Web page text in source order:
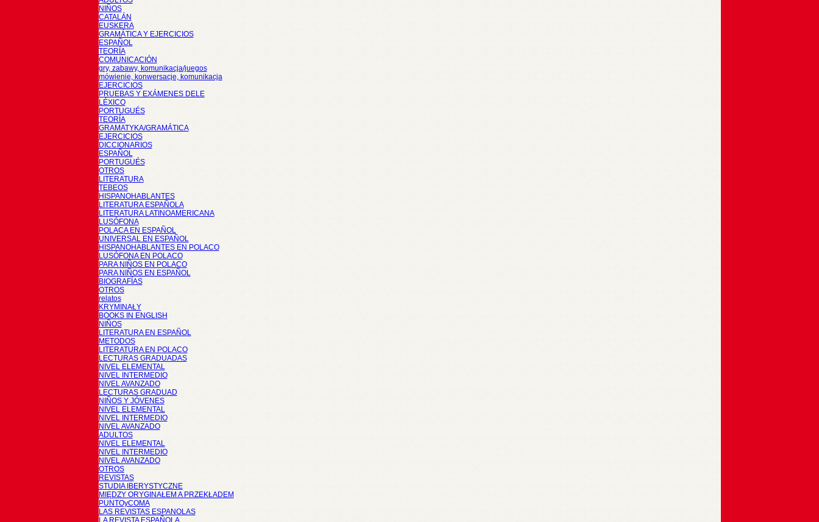
NIÑOS
CATALÁN
EUSKERA
GRAMÁTICA Y EJERCICIOS
ESPAÑOL
TEORÍA
COMUNICACIÓN
gry, zabawy, komunikacja/juegos
mówienie, konwersacje, komunikacja
EJERCICIOS
PRUEBAS Y EXÁMENES DELE
LÉXICO
PORTUGUÉS
TEORÍA
GRAMATYKA/GRAMÁTICA
EJERCICIOS
DICCIONARIOS
ESPAÑOL
PORTUGUÉS
OTROS
LITERATURA
TEBEOS
HISPANOHABLANTES
LITERATURA ESPAÑOLA
LITERATURA LATINOAMERICANA
LUSÓFONA
POLACA EN ESPAÑOL
UNIVERSAL EN ESPAÑOL
HISPANOHABLANTES EN POLACO
LUSÓFONA EN POLACO
PARA NIÑOS EN POLACO
PARA NIÑOS EN ESPAÑOL
BIOGRAFÍAS
OTROS
relatos
KRYMINAŁY
BOOKS IN ENGLISH
NIÑOS
LITERATURA EN ESPAÑOL
METODOS
LITERATURA EN POLACO
LECTURAS GRADUADAS
NIVEL ELEMENTAL
NIVEL INTERMEDIO
NIVEL AVANZADO
LECTURAS GRADUAD
NIÑOS Y JÓVENES
NIVEL ELEMENTAL
NIVEL INTERMEDIO
NIVEL AVANZADO
ADULTOS
NIVEL ELEMENTAL
NIVEL INTERMEDIO
NIVEL AVANZADO
OTROS
REVISTAS
STUDIA IBERYSTYCZNE
MIĘDZY ORYGINAŁEM A PRZEKŁADEM
PUNTOyCOMA
LAS REVISTAS ESPANOLAS
LA REVISTA ESPAÑOLA